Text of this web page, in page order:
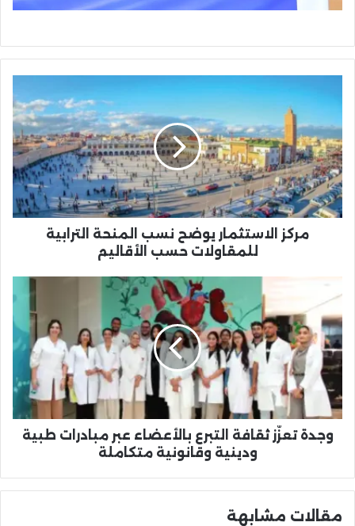
الاستثمار
يوضح
نسب
المنحة
الترابية
للمقاولات
حسب
الأقاليم
مركز الاستثمار يوضح نسب المنحة الترابية
للمقاولات حسب الأقاليم
تعزّز
ثقافة
التبرع
بالأعضاء
عبر
مبادرات
طبية
ودينية
وقانونية
وجدة تعزّز ثقافة التبرع بالأعضاء عبر مبادرات طبية
ودينية وقانونية متكاملة
مقالات مشابهة